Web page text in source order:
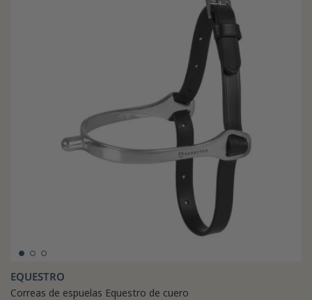
EQUESTRO
Correas de espuelas Equestro de cuero